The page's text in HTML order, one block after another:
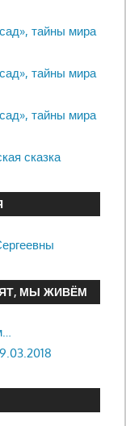
тайны мира
тайны мира
тайны мира
сказка
МЫ ЖИВЁМ